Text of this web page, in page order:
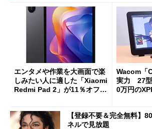
エンタメや作業を大画面で楽
しみたい人に適した「Xiaomi
Redmi Pad 2」が11％オフの
Wacom「
実力 27型
0万円の
【登録不要＆完全無料】
ネルで見放題